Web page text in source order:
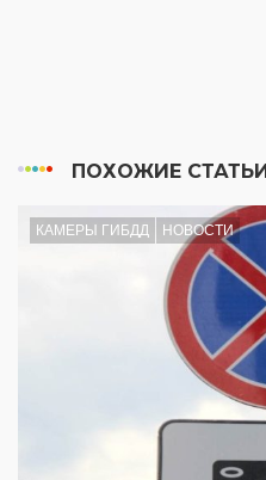
ПОХОЖИЕ СТАТЬИ
КАМЕРЫ ГИБДД НОВОСТИ